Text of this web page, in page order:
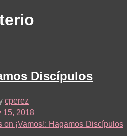
Discípulos
cperez
15, 2018
on ¡Vamos!: Hagamos Discípulos